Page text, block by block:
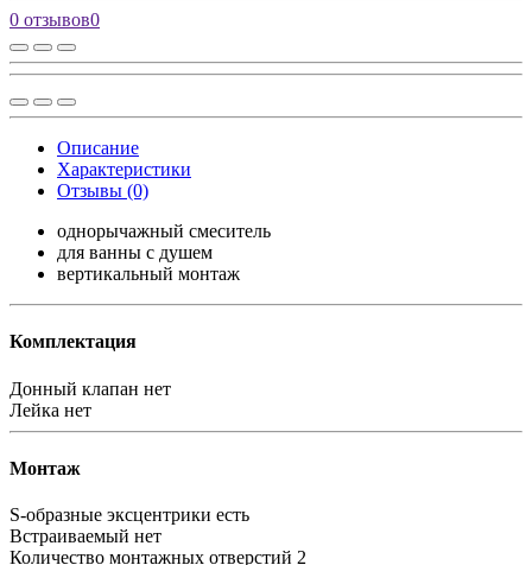
0 отзывов0
Описание
Характеристики
Отзывы (0)
однорычажный смеситель
для ванны с душем
вертикальный монтаж
Комплектация
Донный клапан нет
Лейка нет
Монтаж
S-образные эксцентрики есть
Встраиваемый нет
Количество монтажных отверстий 2